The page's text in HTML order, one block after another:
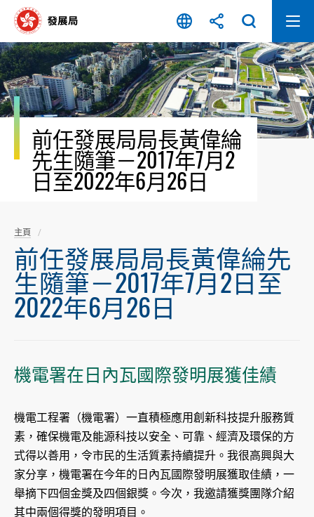
容
開
始
前任發展局局長黃偉綸
先生隨筆－2017年7月2
日至2022年6月26日
主頁
前任發展局局長黃偉綸先
生隨筆－2017年7月2日至
2022年6月26日
機電署在日內瓦國際發明展獲佳績
機電工程署（機電署）一直積極應用創新科技提升服務質
素，確保機電及能源科技以安全、可靠、經濟及環保的方
式得以善用，令市民的生活質素持續提升。我很高興與大
家分享，機電署在今年的日內瓦國際發明展獲取佳績，一
舉摘下四個金獎及四個銀獎。今次，我邀請獲獎團隊介紹
其中兩個得獎的發明項目。